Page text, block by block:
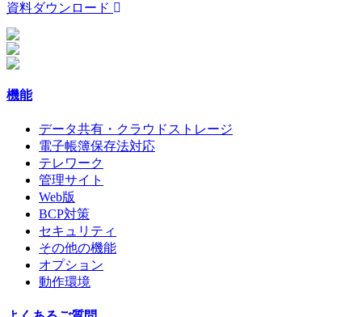
資料ダウンロード
機能
データ共有・クラウドストレージ
電子帳簿保存法対応
テレワーク
管理サイト
Web版
BCP対策
セキュリティ
その他の機能
オプション
動作環境